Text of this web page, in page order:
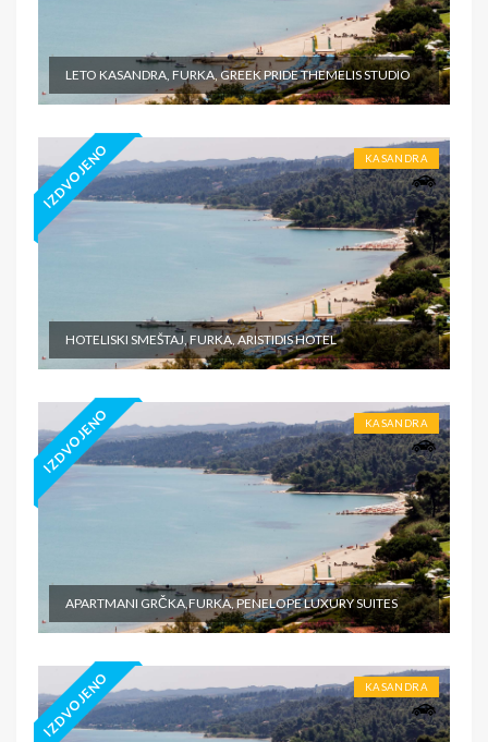
LETO KASANDRA, FURKA, GREEK PRIDE THEMELIS STUDIO
IZDVOJENO KASANDRA
HOTELISKI SMEŠTAJ, FURKA, ARISTIDIS HOTEL
IZDVOJENO KASANDRA
APARTMANI GRČKA,FURKA, PENELOPE LUXURY SUITES
IZDVOJENO KASANDRA